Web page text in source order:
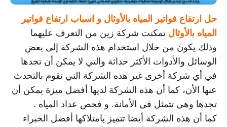
حل ارتفاع فواتير المياه بالأوثال و اسباب ارتفاع فواتير
المياه بالأوثال تمكنت شركة زين من التعرف عليهما
وذلك يكون من خلال استخدام هذه الشركة إلى بعض
الوسائل والأدوات الأكثر حداثة والتي لا يمكن أن تجدها
في أي شركة أخرى غير هذه الشركة التي نقوم بالتحدث
عنها الأن، كما أن هذه الشركة لديها أفضل ميزة يمكن أن
تجدها وهي تتمثل في الأمانة. و فحص عداد المياه .
كما أن هذه الشركة أيضا تتميز بامتلاكها أفضل الخبراء
مكافحة الحشرات